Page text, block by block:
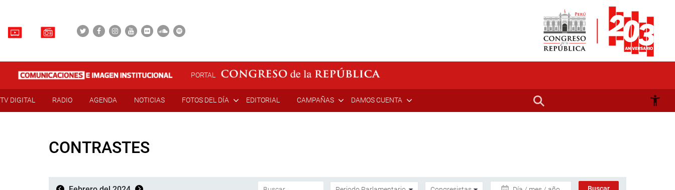
PORTAL
TV DIGITAL RADIO AGENDA NOTICIAS FOTOS DEL DÍA EDITORIAL CAMPAÑAS DAMOS CUENTA
CONTRASTES